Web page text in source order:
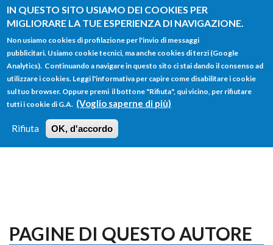
IN QUESTO SITO USIAMO DEI COOKIES PER
MIGLIORARE LA TUE ESPERIENZA DI NAVIGAZIONE.
Non usiamo cookies di profilazione per l'invio di messaggi
pubblicitari. Usiamo cookie tecnici, ma anche cookies di terzi (Google
Analytics). Continuando a navigare in questo sito ci stai dando il consenso ad
utilizzare i cookies. Leggi l'informativa per capire come disabilitare i cookie
sul tuo browser. Oppure premi il bottone "Rifiuta", qui vicino, per rifiutare
tutti i cookie di G.A. (Voglio saperne di più)
Rifiuta OK, d'accordo
Salta al contenuto principale
FORM
DI
RICERCA
Main menu
HOME TUTTI I PROFILI
LOGIN
PAGINE DI QUESTO AUTORE